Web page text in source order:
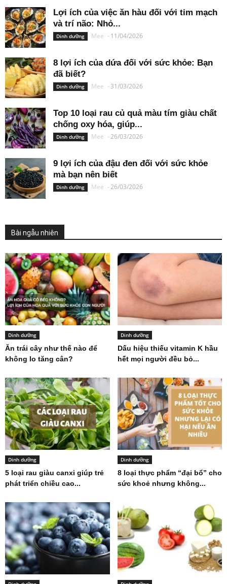
Lợi ích của việc ăn hàu đối với tim mạch
và trí não: Nhỏ...
Dinh dưỡng Mee - 11/04/2026
8 lợi ích của dứa đối với sức khỏe: Bạn
đã biết?
Dinh dưỡng Mee - 31/03/2026
Top 10 loại rau củ quả màu tím giàu chất
chống oxy hóa, giúp...
Dinh dưỡng Mee -26/03/2026
9 lợi ích của đậu đen đối với sức khỏe
mà bạn nên biết
Dinh dưỡng Mee -26/03/2026
Bài ngẫu nhiên
Dinh dưỡng
Ăn trái cây như thế nào để
không lo tăng cân?
Dinh dưỡng
Dấu hiệu thiếu vitamin K hầu
hết mọi người đều bỏ...
Dinh dưỡng
5 loại rau giàu canxi giúp trẻ
phát triển chiều cao...
Dinh dưỡng
8 loại thực phẩm “đại bổ” cho
sức khoẻ nhưng không...